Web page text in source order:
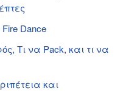
Dance
Τι να Pack, και τι να
και